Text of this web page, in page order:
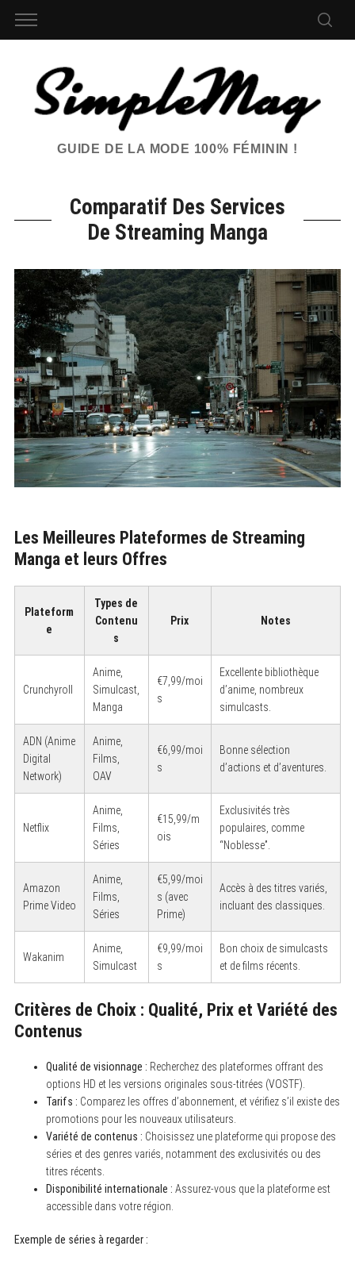
GUIDE DE LA MODE 100% FÉMININ !
Comparatif Des Services
De Streaming Manga
Les Meilleures Plateformes de Streaming
Manga et leurs Offres
Plateform
e
Types de
Contenu
s
Prix Notes
Crunchyroll
Anime,
Simulcast,
Manga
€7,99/moi
s
Excellente bibliothèque
d’anime, nombreux
simulcasts.
ADN (Anime
Digital
Network)
Anime,
Films,
OAV
€6,99/moi
s
Bonne sélection
d’actions et d’aventures.
Netflix
Anime,
Films,
Séries
€15,99/m
ois
Exclusivités très
populaires, comme
“Noblesse”.
Amazon
Prime Video
Anime,
Films,
Séries
€5,99/moi
s (avec
Prime)
Accès à des titres variés,
incluant des classiques.
Wakanim
Anime,
Simulcast
€9,99/moi
s
Bon choix de simulcasts
et de films récents.
Critères de Choix : Qualité, Prix et Variété des
Contenus
Qualité de visionnage : Recherchez des plateformes offrant des
options HD et les versions originales sous-titrées (VOSTF).
Tarifs : Comparez les offres d’abonnement, et vérifiez s’il existe des
promotions pour les nouveaux utilisateurs.
Variété de contenus : Choisissez une plateforme qui propose des
séries et des genres variés, notamment des exclusivités ou des
titres récents.
Disponibilité internationale : Assurez-vous que la plateforme est
accessible dans votre région.
Exemple de séries à regarder :